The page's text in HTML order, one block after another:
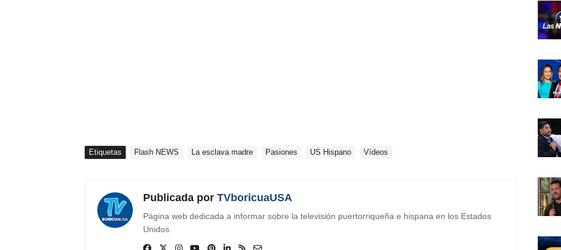
Etiquetas Flash NEWS La esclava madre Pasiones US Hispano Vídeos
Publicada por TVboricuaUSA
Página web dedicada a informar sobre la televisión puertorriqueña e hispana en los Estados
Unidos.